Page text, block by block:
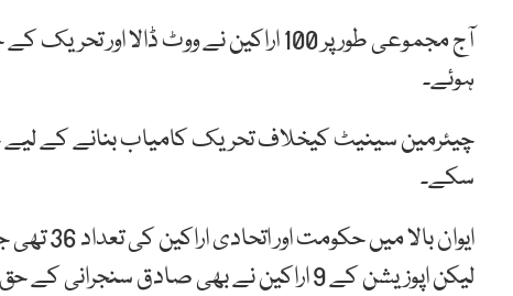
ہوئے۔
سکے۔
ایوان
لیکن اپوزیشن کے 9 اراکین نے بھی صادق سنجرانی کے حق میں ووٹ ڈالا۔